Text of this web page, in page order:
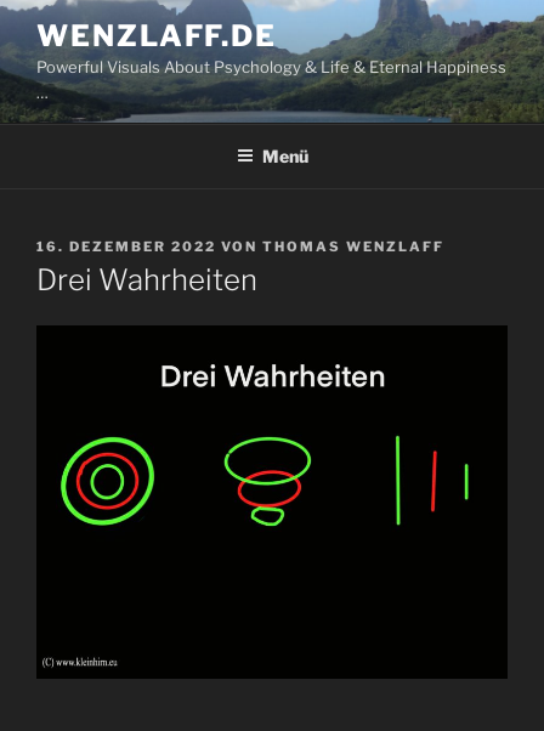
Zum
Inhalt
springen
WENZLAFF.DE
Powerful Visuals About Psychology & Life & Eternal Happiness
…
Menü
VERÖFFENTLICHT
AM
16. DEZEMBER 2022 VON THOMAS WENZLAFF
Drei Wahrheiten